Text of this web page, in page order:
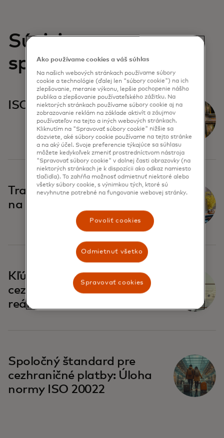
Súvisiace
správy
ISO20022
Transformácia Thajska
na digitálnu ekonomiku
Kľúčové výzvy pre
cezhraničné platby v
reálnom čase
Spoločný štandard pre
cezhraničné platby: Úloha
normy ISO 20022
Ako používame cookies a váš súhlas
Na našich webových stránkach používame súbory
cookie a technológie (ďalej len "súbory cookie") na ich
zlepšovanie, meranie výkonu, lepšie pochopenie nášho
publika a zlepšovanie používateľského zážitku. Na
niektorých stránkach používame súbory cookie aj na
zobrazovanie reklám na základe aktivít a záujmov
používateľov na tejto a iných webových stránkach.
Kliknutím na "Spravovať súbory cookie" nižšie sa
dozviete, aké súbory cookie používame na tejto stránke
a na aký účel. Svoje preferencie týkajúce sa súhlasu
môžete kedykoľvek zmeniť prostredníctvom nástroja
"Spravovať súbory cookie" v dolnej časti obrazovky (na
niektorých stránkach je k dispozícii ako odkaz namiesto
tlačidla). To zahŕňa možnosť odmietnuť niektoré alebo
všetky súbory cookie, s výnimkou tých, ktoré sú
nevyhnutne potrebné na fungovanie webovej stránky.
Povoliť cookies
Odmietnuť všetko
Spravovať cookies